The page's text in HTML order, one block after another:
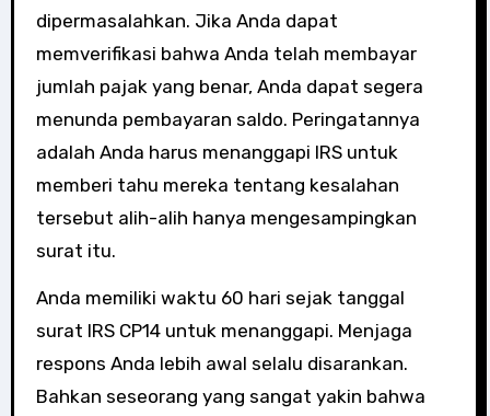
dipermasalahkan. Jika Anda dapat
memverifikasi bahwa Anda telah membayar
jumlah pajak yang benar, Anda dapat segera
menunda pembayaran saldo. Peringatannya
adalah Anda harus menanggapi IRS untuk
memberi tahu mereka tentang kesalahan
tersebut alih-alih hanya mengesampingkan
surat itu.
Anda memiliki waktu 60 hari sejak tanggal
surat IRS CP14 untuk menanggapi. Menjaga
respons Anda lebih awal selalu disarankan.
Bahkan seseorang yang sangat yakin bahwa